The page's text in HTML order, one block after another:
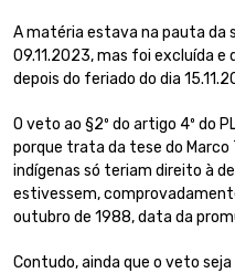
A matéria estava na pauta da
09.11.2023, mas foi excluída e
depois do feriado do dia
O veto ao §2º do artigo 4º do
porque trata da tese do Marco
indígenas só teriam direito à
estivessem,
outubro de 1988, data da
Contudo, ainda que o veto